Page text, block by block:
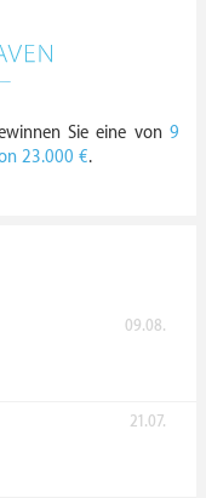
Sie eine von 9
23.000 €.
09.08.
21.07.